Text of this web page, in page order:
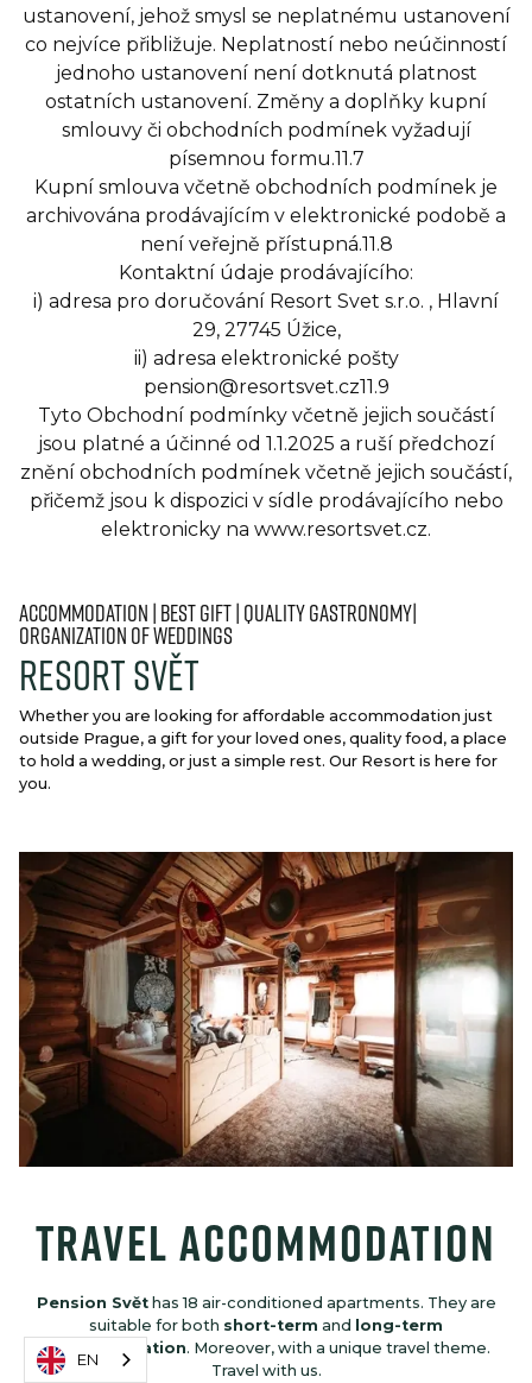
ustanovení, jehož smysl se neplatnému ustanovení
co nejvíce přibližuje. Neplatností nebo neúčinností
jednoho ustanovení není dotknutá platnost
ostatních ustanovení. Změny a doplňky kupní
smlouvy či obchodních podmínek vyžadují
písemnou formu.11.7
Kupní smlouva včetně obchodních podmínek je
archivována prodávajícím v elektronické podobě a
není veřejně přístupná.11.8
Kontaktní údaje prodávajícího:
i) adresa pro doručování Resort Svet s.r.o. , Hlavní
29, 27745 Úžice,
ii) adresa elektronické pošty
pension@resortsvet.cz11.9
Tyto Obchodní podmínky včetně jejich součástí
jsou platné a účinné od 1.1.2025 a ruší předchozí
znění obchodních podmínek včetně jejich součástí,
přičemž jsou k dispozici v sídle prodávajícího nebo
elektronicky na www.resortsvet.cz.
Accommodation | best gift | quality gastronomy|
organization of weddings
Resort Svět
Whether you are looking for affordable accommodation just
outside Prague, a gift for your loved ones, quality food, a place
to hold a wedding, or just a simple rest. Our Resort is here for
you.
travel accommodation
Pension Světhas 18 air-conditioned apartments. They are
suitable for both short-term and
long-term
accommodation. Moreover, with a unique travel theme.
Travel with us.
EN